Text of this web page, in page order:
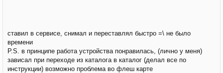
ставил в сервисе, снимал и переставлял быстро =\ не было
времени
P.S. в принципе работа устройства понравилась, (лично у меня)
зависал при переходе из каталога в каталог (делал все по
инструкции) возможно проблема во флеш карте